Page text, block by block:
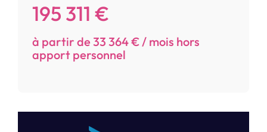
195 311 €
à partir de 33 364 € / mois hors
apport personnel